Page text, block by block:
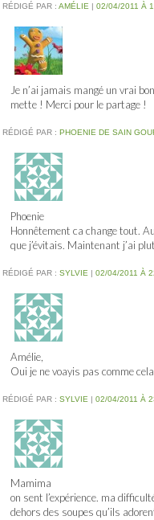
RÉDIGÉ PAR : AMÉLIE | 02/04/2011 À
Je n’ai jamais mangé un vrai
mette ! Merci pour le partage !
RÉDIGÉ PAR : PHOENIE DE SAIN
Phoenie
Honnêtement ca change tout.
que j’évitais. Maintenant j’ai
RÉDIGÉ PAR : SYLVIE | 02/04/2011 À
Amélie,
Oui je ne voayis pas comme
RÉDIGÉ PAR : SYLVIE | 02/04/2011 À
Mamima
on sent l’expérience. ma
dehors des soupes qu’ils